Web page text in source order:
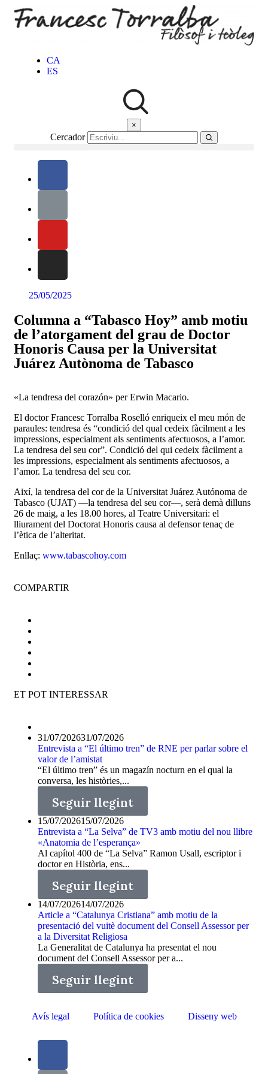
CA
ES
×
Cercador
25/05/2025
Columna a “Tabasco Hoy” amb motiu
de l’atorgament del grau de Doctor
Honoris Causa per la Universitat
Juárez Autònoma de Tabasco
«La tendresa del corazón» per Erwin Macario.
El doctor Francesc Torralba Roselló enriqueix el meu món de
paraules: tendresa és “condició del qual cedeix fàcilment a les
impressions, especialment als sentiments afectuosos, a l’amor.
La tendresa del seu cor”. Condició del qui cedeix fàcilment a
les impressions, especialment als sentiments afectuosos, a
l’amor. La tendresa del seu cor.
Així, la tendresa del cor de la Universitat Juárez Autónoma de
Tabasco (UJAT) —la tendresa del seu cor—, serà demà dilluns
26 de maig, a les 18.00 hores, al Teatre Universitari: el
lliurament del Doctorat Honoris causa al defensor tenaç de
l’ètica de l’alteritat.
Enllaç: www.tabascohoy.com
COMPARTIR
ET POT INTERESSAR
31/07/202631/07/2026
Entrevista a “El último tren” de RNE per parlar sobre el
valor de l’amistat
“El último tren” és un magazín nocturn en el qual la
conversa, les històries,...
Seguir llegint
15/07/202615/07/2026
Entrevista a “La Selva” de TV3 amb motiu del nou llibre
«Anatomia de l’esperança»
Al capítol 400 de “La Selva” Ramon Usall, escriptor i
doctor en Història, ens...
Seguir llegint
14/07/202614/07/2026
Article a “Catalunya Cristiana” amb motiu de la
presentació del vuitè document del Consell Assessor per
a la Diversitat Religiosa
La Generalitat de Catalunya ha presentat el nou
document del Consell Assessor per a...
Seguir llegint
Avís legal Política de cookies Disseny web